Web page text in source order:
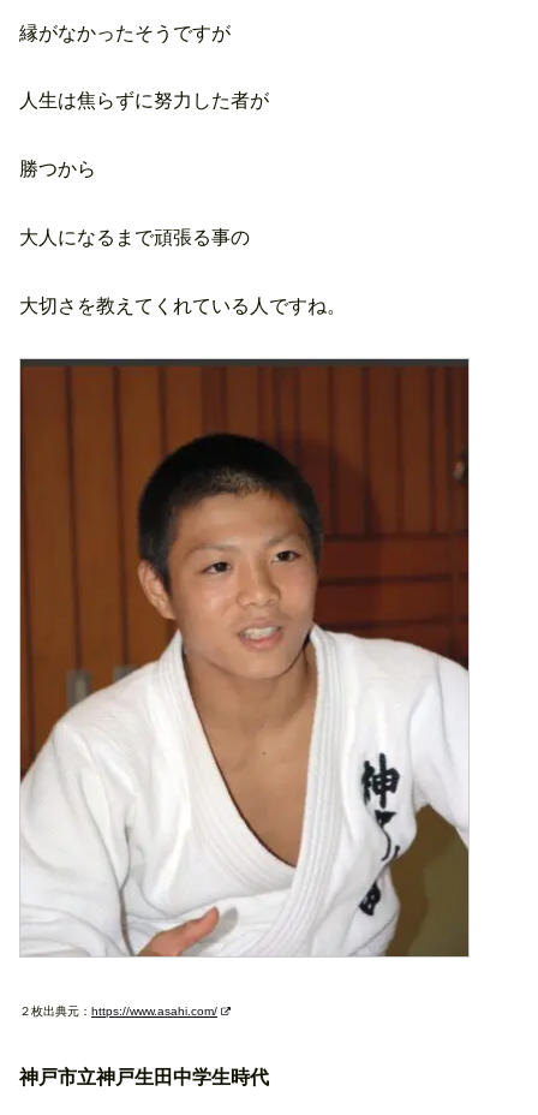
縁がなかったそうですが
人生は焦らずに努力した者が
勝つから
大人になるまで頑張る事の
大切さを教えてくれている人ですね。
２枚出典元： https://www.asahi.com/
神戸市立神戸生田中学生時代